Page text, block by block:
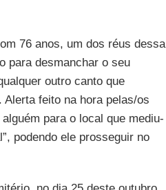
76 anos, um dos réus dessa
para desmanchar o seu
outro canto que
Alerta feito na hora pelas/os
para o local que mediu-
podendo ele prosseguir no